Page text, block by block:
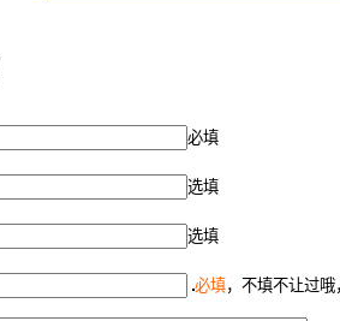
必填
选填
选填
必填，不填不让过